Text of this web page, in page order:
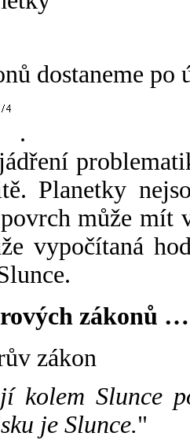
dostaneme po
.
Planetky
může mít
vypočítaná
zákonů …
zákon
kolem Slunce
je Slunce."